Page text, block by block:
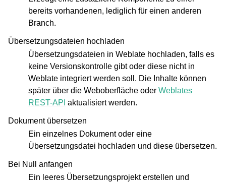
bereits vorhandenen, lediglich für einen anderen
Branch.
Übersetzungsdateien hochladen
Übersetzungsdateien in Weblate hochladen, falls es
keine Versionskontrolle gibt oder diese nicht in
Weblate integriert werden soll. Die Inhalte können
später über die Weboberfläche oder Weblates
REST-API aktualisiert werden.
Dokument übersetzen
Ein einzelnes Dokument oder eine
Übersetzungsdatei hochladen und diese übersetzen.
Bei Null anfangen
Ein leeres Übersetzungsprojekt erstellen und